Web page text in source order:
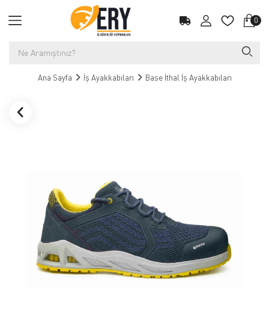
0
Ana Sayfa İş Ayakkabıları Base İthal İş Ayakkabıları